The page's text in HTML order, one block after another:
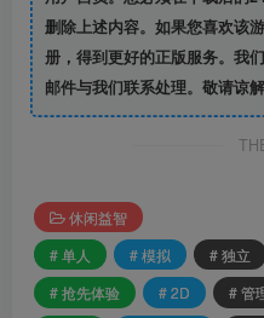
删除上述内容。如果您喜欢该
册，得到更好的正版服务。我
邮件与我们联系处理。敬请谅
休闲益智
# 单人
# 模拟 # 独立
# 抢先体验
# 2D # 管